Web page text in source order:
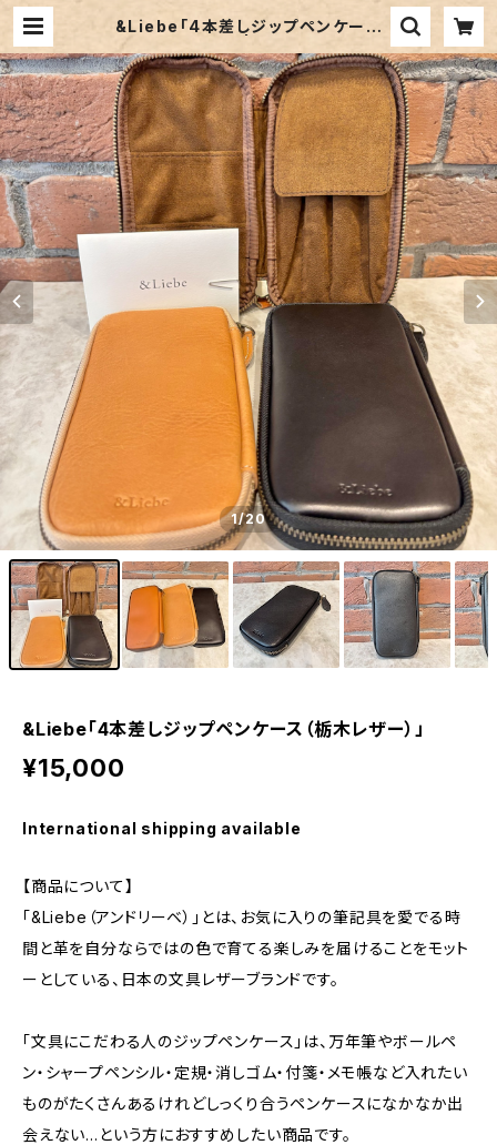
&Liebe「4本差しジップペンケース
1/20
&Liebe「4本差しジップペンケース（栃木レザー）」
¥15,000
International shipping available
【商品について】
「&Liebe（アンドリーベ）」とは、お気に入りの筆記具を愛でる時
間と革を自分ならではの色で育てる楽しみを届けることをモット
ーとしている、日本の文具レザーブランドです。
「文具にこだわる人のジップペンケース」は、万年筆やボールペ
ン・シャープペンシル・定規・消しゴム・付箋・メモ帳など入れたい
ものがたくさんあるけれどしっくり合うペンケースになかなか出
会えない…という方におすすめしたい商品です。